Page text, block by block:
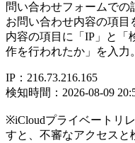
問い合わせフォームでの
お問い合わせ内容の項目
内容の項目に「IP」と「
作を行われたか」を入力。
IP：216.73.216.165
検知時間：2026-08-09
※iCloudプライベートリ
すと、不審なアクセスと